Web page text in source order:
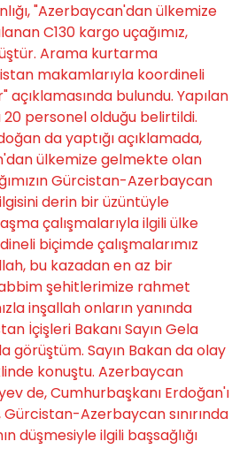
"Azerbaycan'dan ülkemize
C130 kargo uçağımız,
Arama kurtarma
makamlarıyla koordineli
açıklamasında bulundu. Yapılan
personel olduğu belirtildi.
da yaptığı açıklamada,
ülkemize gelmekte olan
Gürcistan-Azerbaycan
derin bir üzüntüyle
çalışmalarıyla ilgili ülke
biçimde çalışmalarımız
bu kazadan en az bir
şehitlerimize rahmet
inşallah onların yanında
İçişleri Bakanı Sayın Gela
görüştüm. Sayın Bakan da olay
konuştu. Azerbaycan
de, Cumhurbaşkanı Erdoğan'ı
Azerbaycan sınırında
düşmesiyle ilgili başsağlığı